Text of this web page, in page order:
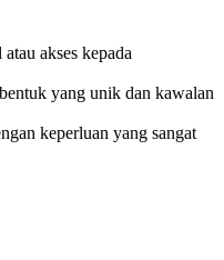
akses kepada
yang unik dan kawalan
keperluan yang sangat